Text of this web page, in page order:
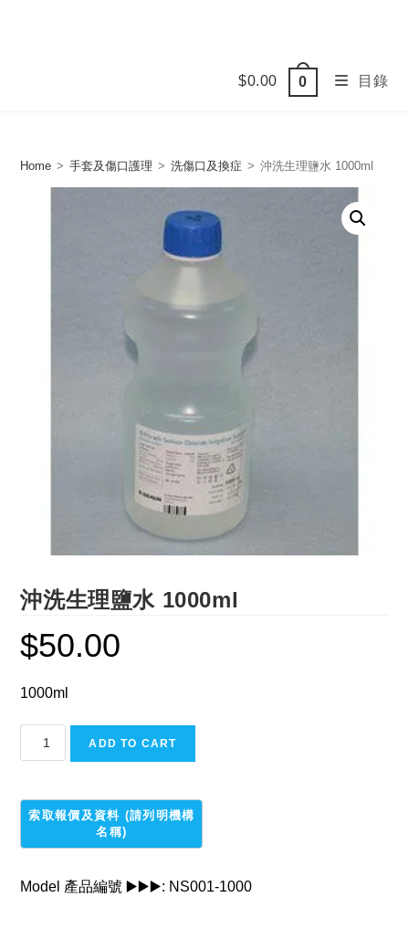
$0.00 0 目錄
Home > 手套及傷口護理 > 洗傷口及換症 > 沖洗生理鹽水 1000ml
沖洗生理鹽水 1000ml
$50.00
1000ml
洗
理
鹽
水
quantity
ADD TO CART
Model 產品編號 ▶️▶️▶️: NS001-1000